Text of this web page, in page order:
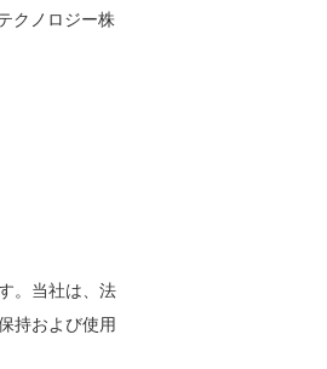
クノロジー株
。当社は、法
持および使用